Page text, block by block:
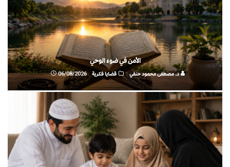
الأمن في ضوء الوحي
د. مصطفى محمود حنفي قضايا فكرية 06/08/2026